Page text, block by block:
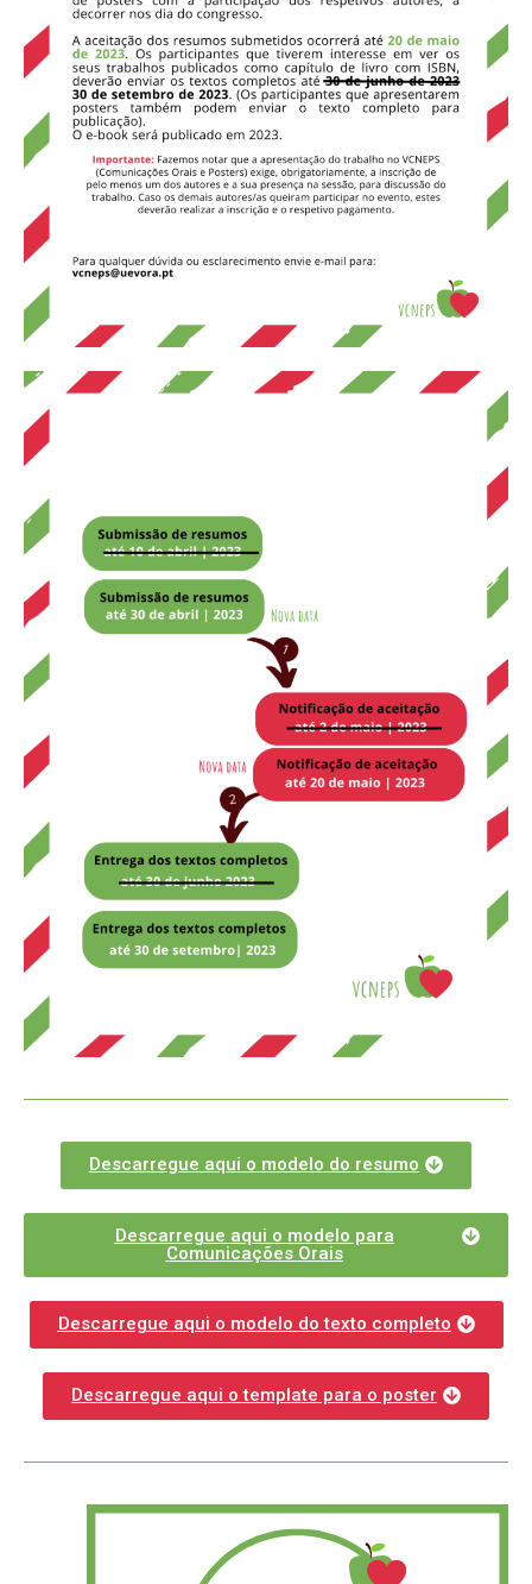
Descarregue aqui o modelo do resumo
Descarregue aqui o modelo para
Comunicações Orais
Descarregue aqui o modelo do texto completo
Descarregue aqui o template para o poster